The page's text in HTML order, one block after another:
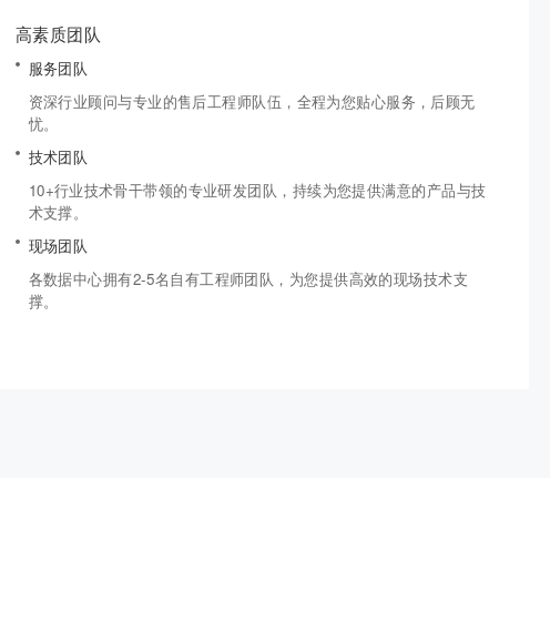
高素质团队
服务团队
资深行业顾问与专业的售后工程师队伍，全程为您贴心服务，后顾无
忧。
技术团队
10+行业技术骨干带领的专业研发团队，持续为您提供满意的产品与技
术支撑。
现场团队
各数据中心拥有2-5名自有工程师团队，为您提供高效的现场技术支
撑。